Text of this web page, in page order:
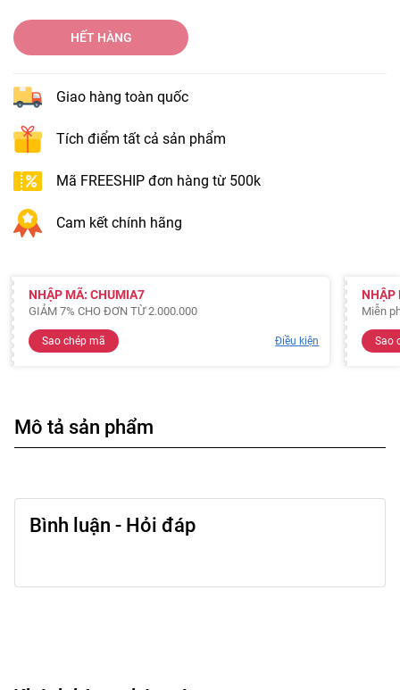
HẾT HÀNG
Giao hàng toàn quốc
Tích điểm tất cả sản phẩm
Mã FREESHIP đơn hàng từ 500k
Cam kết chính hãng
NHẬP MÃ: CHUMIA7
GIẢM 7% CHO ĐƠN TỪ 2.000.000
Sao chép mã Điều kiện
NHẬP
Miễn
Sao
Mô tả sản phẩm
Bình luận - Hỏi đáp